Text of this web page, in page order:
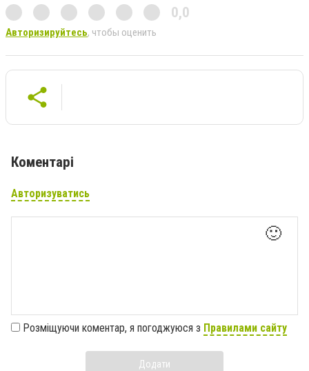
0,0
Авторизируйтесь, чтобы оценить
Коментарі
Авторизуватись
🙂
Розміщуючи коментар, я погоджуюся з Правилами сайту
Додати